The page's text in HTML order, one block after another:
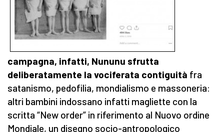
campagna, infatti, Nununu sfrutta
deliberatamente la vociferata contiguità fra
satanismo, pedofilia, mondialismo e massoneria:
altri bambini indossano infatti magliette con la
scritta “New order” in riferimento al Nuovo ordine
Mondiale, un disegno socio-antropologico